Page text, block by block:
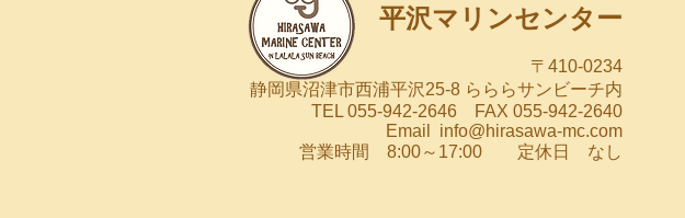
平沢マリンセンター
〒410-0234
静岡県沼津市西浦平沢25-8 らららサンビーチ内
TEL 055-942-2646 FAX 055-942-2640
Email info@hirasawa-mc.com
営業時間 8:00～17:00 定休日 なし